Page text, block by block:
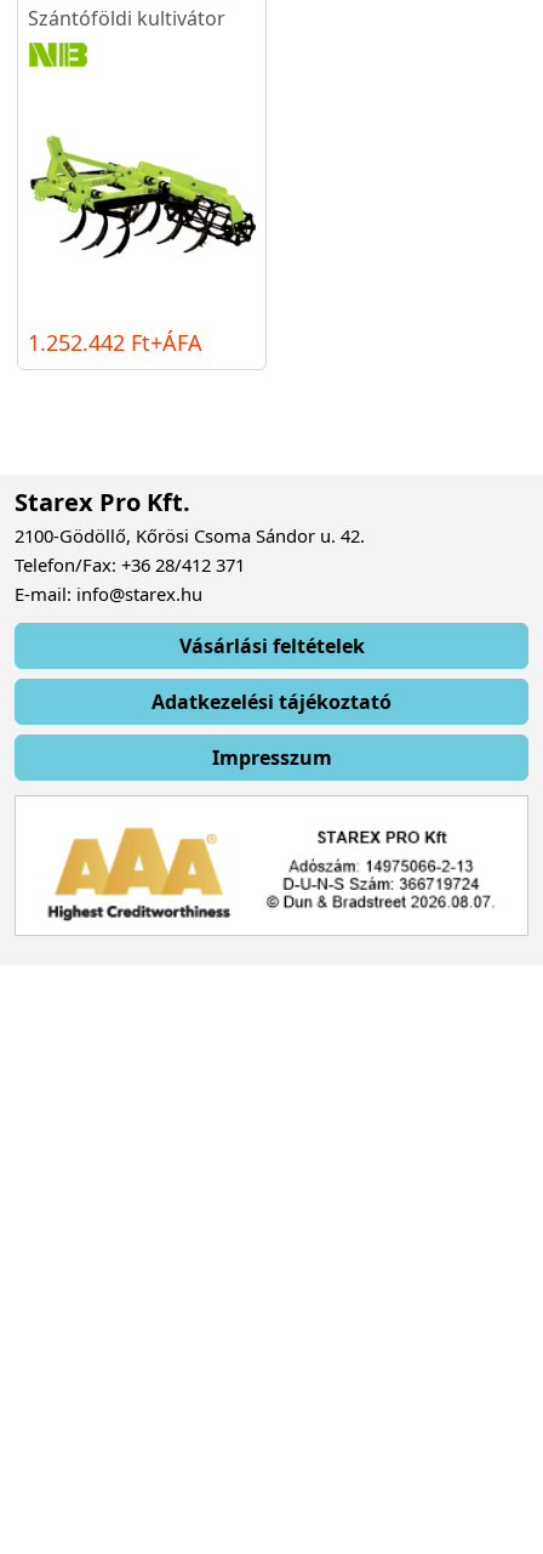
Szántóföldi kultivátor
1.252.442 Ft+ÁFA
Starex Pro Kft.
2100-Gödöllő, Kőrösi Csoma Sándor u. 42.
Telefon/Fax: +36 28/412 371
E-mail: info@starex.hu
Vásárlási feltételek
Adatkezelési tájékoztató
Impresszum